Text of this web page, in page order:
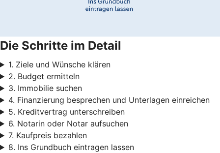
Die Schritte im Detail
1. Ziele und Wünsche klären
2. Budget ermitteln
3. Immobilie suchen
4. Finanzierung besprechen und Unterlagen einreichen
5. Kreditvertrag unterschreiben
6. Notarin oder Notar aufsuchen
7. Kaufpreis bezahlen
8. Ins Grundbuch eintragen lassen